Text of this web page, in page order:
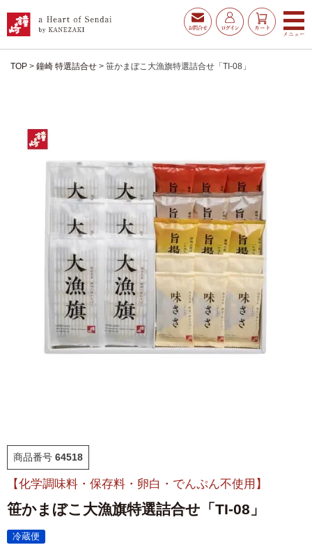
お得な夏ギフト 大漁旗特選詰合せ
福袋
お魚たんぱくわんぱくセ
ット
お誕生日祝い・長寿祝い ごはんのおとも
仙臺BLACK
特選詰合せ はじめてセット
TOP 鐘崎 特選詰合せ 笹かまぼこ大漁旗特選詰合せ「TI-08」
商品番号 64518
【化学調味料・保存料・卵白・でんぷん不使用】
笹かまぼこ大漁旗特選詰合せ「TI-08」
冷蔵便